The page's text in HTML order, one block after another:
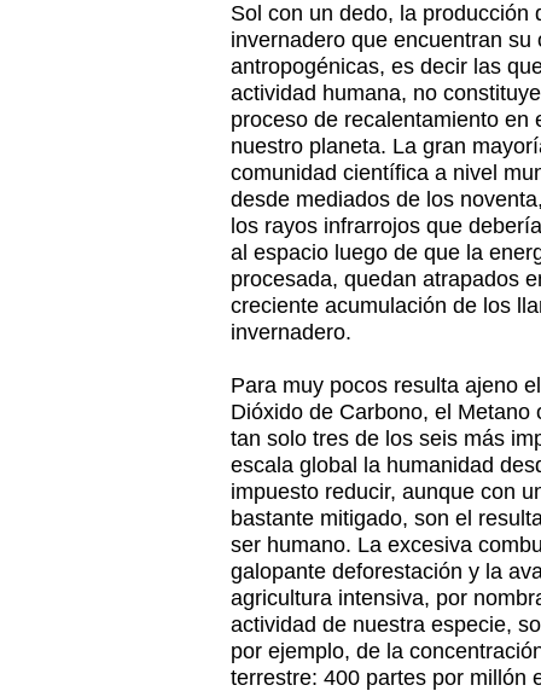
Sol con un dedo, la producción
invernadero que encuentran
antropogénicas, es decir las
actividad humana, no
proceso de recalentamiento en
nuestro planeta. La gran
comunidad científica a nivel
desde mediados de los
los rayos infrarrojos que
al espacio luego de que la
procesada, quedan atrapados
creciente acumulación de los
invernadero.
Para muy pocos resulta ajeno
Dióxido de Carbono, el
tan solo tres de los seis más
escala global la humanidad
impuesto reducir, aunque con
bastante mitigado, son el
ser humano. La excesiva
galopante deforestación y la
agricultura intensiva, por
actividad de nuestra especie,
por ejemplo, de la
terrestre: 400 partes por millón